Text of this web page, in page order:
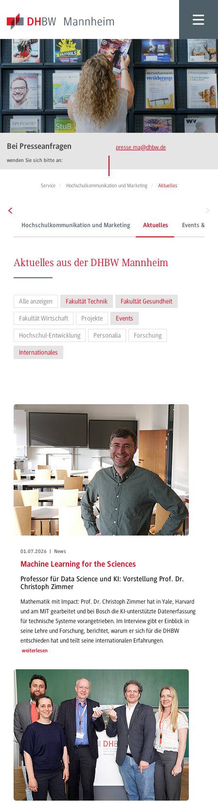
Bei Presseanfragen
wenden Sie sich bitte an:
presse.ma@dhbw.de
Service Hochschulkommunikation und Marketing Aktuelles
Hochschulkommunikation und Marketing Aktuelles Events &
Aktuelles aus der DHBW Mannheim
Alle anzeigen Fakultät Technik Fakultät Gesundheit
Fakultät Wirtschaft Projekte Events
Hochschul-Entwicklung Personalia Forschung
Internationales
01.07.2026 | News
Machine Learning for the Sciences
Professor für Data Science und KI: Vorstellung Prof. Dr.
Christoph Zimmer
Mathematik mit Impact: Prof. Dr. Christoph Zimmer hat in Yale, Harvard
und am MIT gearbeitet und bei Bosch die KI-unterstützte Datenerfassung
für technische Systeme vorangetrieben. Im Interview gibt er Einblick in
seine Lehre und Forschung, berichtet, warum er sich für die DHBW
entschieden hat und teilt seine internationalen Erfahrungen.
weiterlesen